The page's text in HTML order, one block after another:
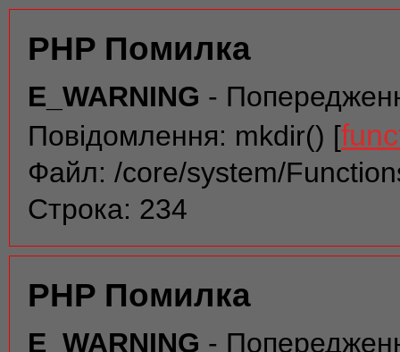
PHP Помилка
E_WARNING -
Повідомлення: mkdir() [
Файл: /core/system/
Строка: 234
PHP Помилка
E_WARNING -